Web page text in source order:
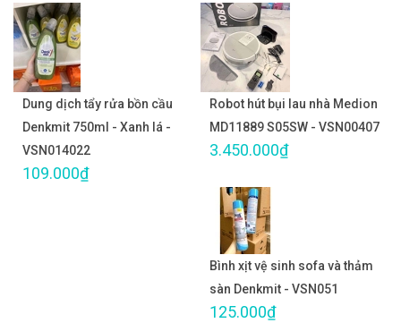
Dung dịch tẩy rửa bồn cầu
Denkmit 750ml - Xanh lá -
VSN014022
109.000₫
Robot hút bụi lau nhà Medion
MD11889 S05SW - VSN00407
3.450.000₫
Bình xịt vệ sinh sofa và thảm
sàn Denkmit - VSN051
125.000₫